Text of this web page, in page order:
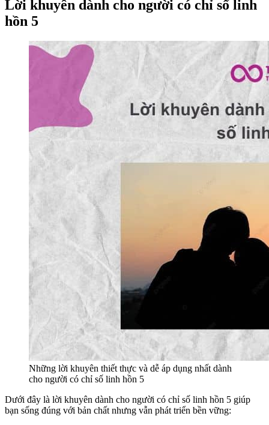
Lời khuyên dành cho người có chỉ số linh
hồn 5
Những lời khuyên thiết thực và dễ áp dụng nhất dành
cho người có chỉ số linh hồn 5
Dưới đây là lời khuyên dành cho người có chỉ số linh hồn 5 giúp
bạn sống đúng với bản chất nhưng vẫn phát triển bền vững: